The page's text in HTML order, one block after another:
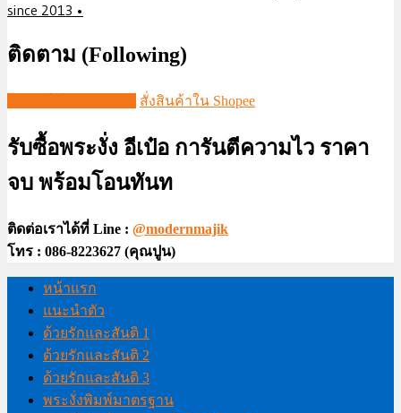
since 2013 •
ติดตาม (Following)
สั่งสินค้าใน Shopee
รับซื้อพระงั่ง อีเป๋อ การันตีความไว ราคา
จบ พร้อมโอนทันท
ติดต่อเราได้ที่ Line : @modernmajik
โทร : 086-8223627 (คุณปูน)
หน้าแรก
แนะนำตัว
ด้วยรักและสันติ 1
ด้วยรักและสันติ 2
ด้วยรักและสันติ 3
พระงั่งพิมพ์มาตรฐาน